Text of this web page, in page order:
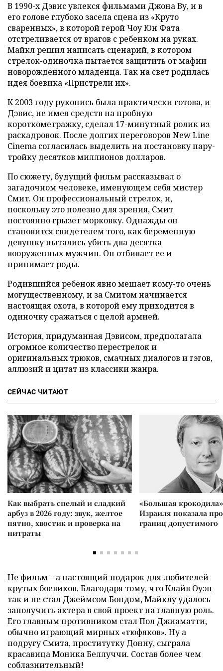
В 1990-х Дэвис увлекся фильмами Джона Ву, и в
его голове глубоко засела сцена из «Круто
сваренных», в которой герой Чоу Юн Фата
отстреливается от врагов с ребенком на руках.
Майкл решил написать сценарий, в котором
стрелок-одиночка пытается защитить от мафии
новорожденного младенца. Так на свет родилась
идея боевика «Пристрели их».
К 2003 году рукопись была практически готова, и
Дэвис, не имея средств на пробную
короткометражку, сделал 17-минутный ролик из
раскадровок. После долгих переговоров New Line
Cinema согласилась выделить на постановку пару-
тройку десятков миллионов долларов.
По сюжету, будущий фильм рассказывал о
загадочном человеке, именующем себя мистер
Смит. Он профессиональный стрелок, и,
поскольку это полезно для зрения, Смит
постоянно грызет морковку. Однажды он
становится свидетелем того, как беременную
девушку пытались убить два десятка
вооруженных мужчин. Он отбивает ее и
принимает роды.
Родившийся ребенок явно мешает кому-то очень
могущественному, и за Смитом начинается
настоящая охота, в которой ему приходится в
одиночку сражаться с целой армией.
История, придуманная Дэвисом, предполагала
огромное количество перестрелок и
оригинальных трюков, смачных диалогов и гэгов,
аллюзий и цитат из классики жанра.
СЕЙЧАС ЧИТАЮТ
Как выбрать спелый и сладкий
арбуз в 2026 году: звук, желтое
пятно, хвостик и проверка на
нитраты
«Большая
Израиля показала
границ допустимого
Не фильм – а настоящий подарок для любителей
крутых боевиков. Благодаря тому, что Клайв Оуэн
так и не стал Джеймсом Бондом, Майклу удалось
заполучить актера в свой проект на главную роль.
Его главным противником стал Пол Джиаматти,
обычно играющий мирных «тюфяков». Ну а
подругу Смита, проститутку Донну, сыграла
красавица Моника Беллуччи. Состав более чем
соблазнительный!